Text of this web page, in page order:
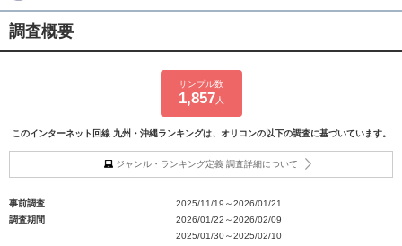
調査概要
サンプル数
1,857 人
このインターネット回線 九州・沖縄ランキングは、オリコンの以下の調査に基づいています。
ジャンル・ランキング定義 調査詳細について
事前調査
2025/11/19～2026/01/21
調査期間
2026/01/22～2026/02/09
2025/01/30～2025/02/10